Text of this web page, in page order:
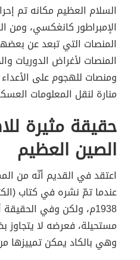
الإمبراطور كانغكسي،
المنصات لأغراض الدوريات
ومنصات للهجوم على الأعداء
منارة لنقل المعلومات
حقيقة مثيرة
الصين العظيم
اعتقد في القديم أنّه من
عندما تمّ نشره في كتاب
1938م، ولكن وفي
مستحيلة، فعرضه لا يتجاوز
وهي بالكاد يمكن تمييزها